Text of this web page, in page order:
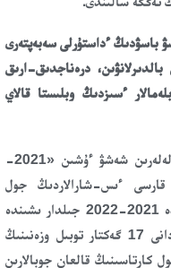
باسۋدىڭ ءداستۇرلى سەبەپتەرى
درەناجدىق-ارىق
ءسىزدىڭ وبلىستا قالاي
وبلىستا اۋماقتى جانە حالىقتى قورعاۋ ماسەلەلەرىن شەشۋ ءۇشىن «2021-
قارسى ءىس-شارالاردىڭ جول
كارتاسى» ىسكە اسىرىلۋدا، ونىڭ شەڭبەرىندە 2021-2022 جىلدار ىشىندە
قوستاناي قالاسىنىڭ شەكاراسىندا جالپى اۋدانى 17 گەكتار توبىل وزەنىنىڭ
كارتاسىنىڭ قالعان جوبالارىن